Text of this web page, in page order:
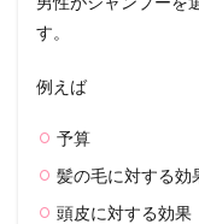
す。
例えば
予算
髪の毛に対する効
頭皮に対する効果